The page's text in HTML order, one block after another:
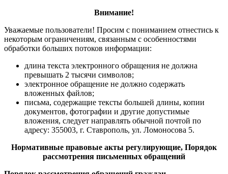
Внимание!
Уважаемые пользователи! Просим с пониманием отнестись к
некоторым ограничениям, связанным с особенностями
обработки больших потоков информации:
длина текста электронного обращения не должна
превышать 2 тысячи символов;
электронное обращение не должно содержать
вложенных файлов;
письма, содержащие тексты большей длины, копии
документов, фотографии и другие допустимые
вложения, следует направлять обычной почтой по
адресу: 355003, г. Ставрополь, ул. Ломоносова 5.
Нормативные правовые акты регулирующие, Порядок
рассмотрения письменных обращений